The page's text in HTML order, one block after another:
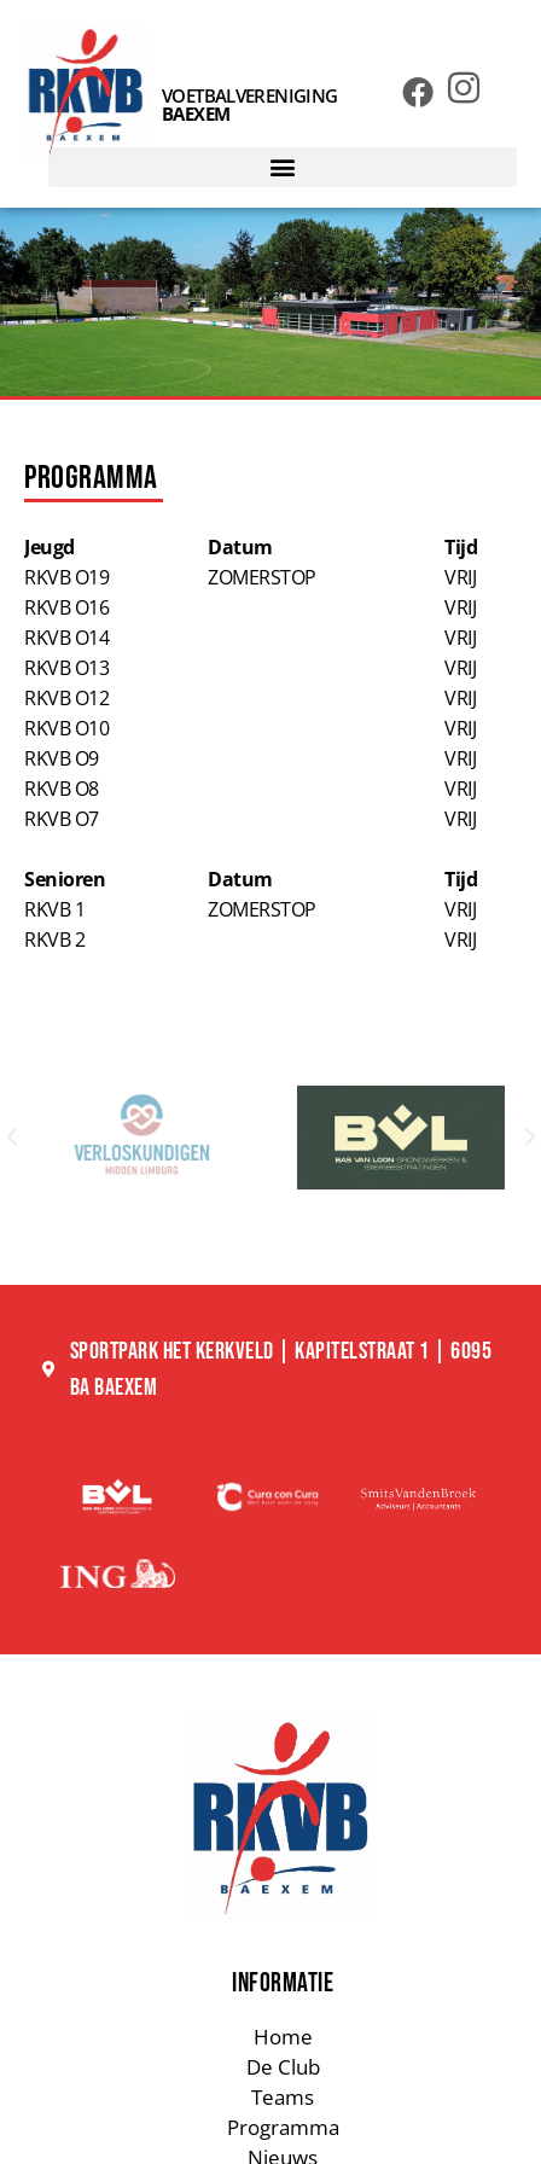
VOETBALVERENIGING
BAEXEM
Programma
Jeugd​ Datum​
Tijd
RKVB O19
ZOMERSTOP
VRIJ
RKVB O16
VRIJ
RKVB O14
VRIJ
RKVB O13
VRIJ
RKVB O12
VRIJ
RKVB O10
VRIJ
RKVB O9
VRIJ
RKVB O8
VRIJ
RKVB O7
VRIJ
Senioren​ Datum​
Tijd
RKVB 1
ZOMERSTOP
VRIJ
RKVB 2
VRIJ
SPORTPARK HET KERKVELD | KAPITELSTRAAT 1 | 6095
BA BAEXEM
INFORMATIE
Home
De Club
Teams
Programma
Nieuws